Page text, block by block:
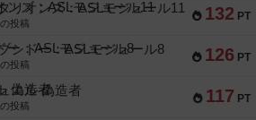
132 PT
リオンズ：ASLモジュール11
投稿
126 PT
シドー：ASLモジュール8
投稿
117 PT
エル 偽造者
投稿